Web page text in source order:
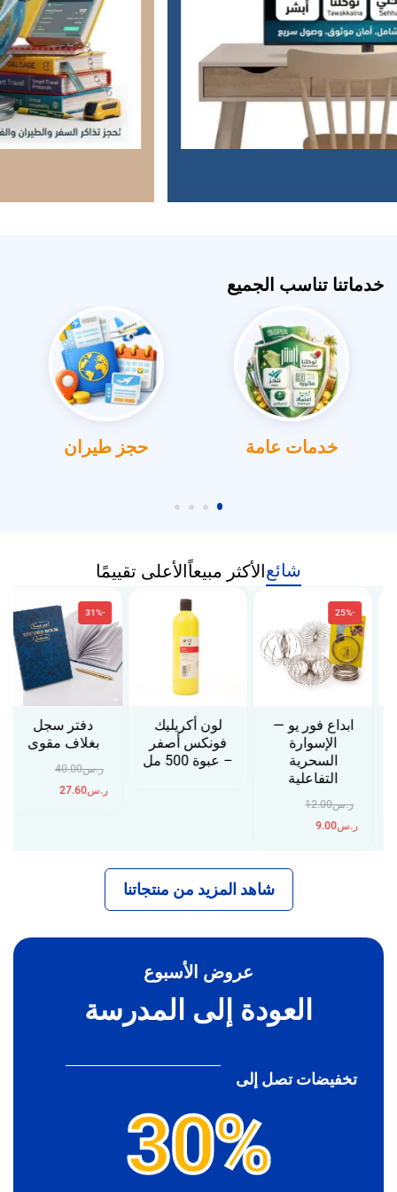
خدماتنا تناسب الجميع
خدمات عامة حجز طيران
شائعالأكثر مبيعاًالأعلى تقييمًا
ابداع فور يو —
الإسوارة
السحرية
التفاعلية
ر.س12.00
ر.س9.00
لون أكريليك
فونكس أصفر
– عبوة 500 مل
دفتر سجل
بغلاف مقوى
ر.س40.00
ر.س27.60
شاهد المزيد من منتجاتنا
عروض الأسبوع
العودة إلى المدرسة
تخفيضات تصل إلى
30%